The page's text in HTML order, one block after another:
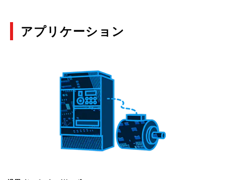
アプリケーション